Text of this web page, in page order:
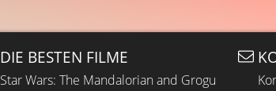
DIE BESTEN FILME
Star Wars: The Mandalorian and Grogu